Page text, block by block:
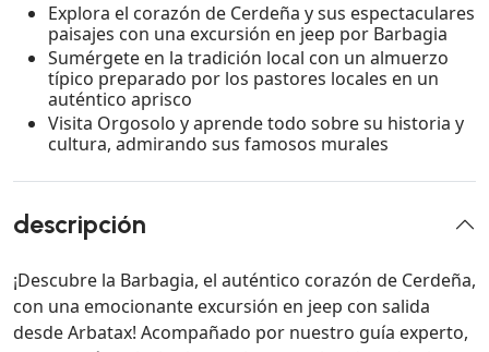
Explora el corazón de Cerdeña y sus espectaculares
paisajes con una excursión en jeep por Barbagia
Sumérgete en la tradición local con un almuerzo
típico preparado por los pastores locales en un
auténtico aprisco
Visita Orgosolo y aprende todo sobre su historia y
cultura, admirando sus famosos murales
descripción
¡Descubre la Barbagia, el auténtico corazón de Cerdeña,
con una emocionante excursión en jeep con salida
desde Arbatax! Acompañado por nuestro guía experto,